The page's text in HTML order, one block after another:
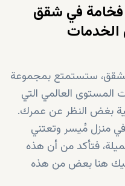
فخامة في شقق
الخدمات
ستستمتع بمجموعة
المستوى العالمي التي
بغض النظر عن عمرك.
في منزل مُيسر وتعتني
فتأكد من أن هذه
هنا بعض من هذه